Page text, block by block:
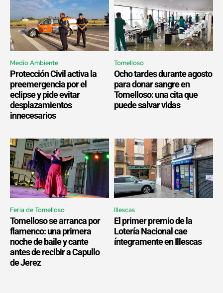
Medio Ambiente
Protección Civil activa la
preemergencia por el
eclipse y pide evitar
desplazamientos
innecesarios
Tomelloso
Ocho tardes durante agosto
para donar sangre en
Tomelloso: una cita que
puede salvar vidas
Feria de Tomelloso
Tomelloso se arranca por
flamenco: una primera
noche de baile y cante
antes de recibir a Capullo
de Jerez
Illescas
El primer premio de la
Lotería Nacional cae
íntegramente en Illescas